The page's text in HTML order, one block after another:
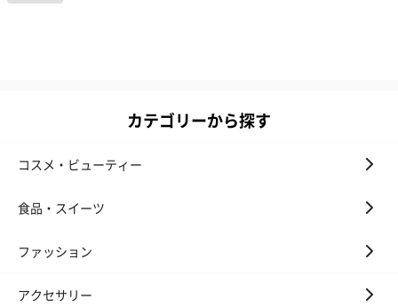
カテゴリーから探す
コスメ・ビューティー
食品・スイーツ
ファッション
アクセサリー